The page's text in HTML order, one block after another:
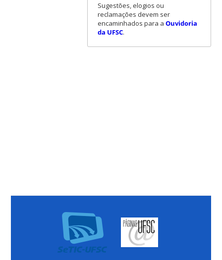
Sugestões, elogios ou
reclamações devem ser
encaminhados para a Ouvidoria
da UFSC.